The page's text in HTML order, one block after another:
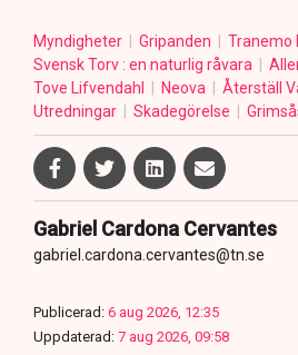
Myndigheter Gripanden Tranemo
Svensk Torv : en naturlig råvara
Tove Lifvendahl
Neova Återställ
Utredningar
Skadegörelse
Gabriel Cardona Cervantes
gabriel.cardona.cervantes@tn.se
Publicerad: 6 aug 2026, 12:35
Uppdaterad: 7 aug 2026, 09:58